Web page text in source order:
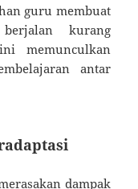
guru membuat
kurang
memunculkan
antar
dampak